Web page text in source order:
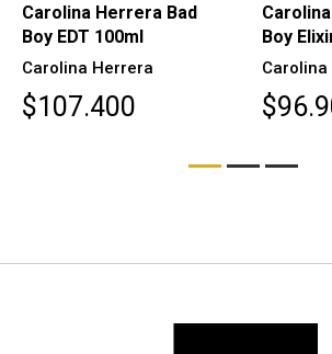
Carolina Herrera Bad
Boy EDT 100ml
Carolina Herrera
$107.400
Boy